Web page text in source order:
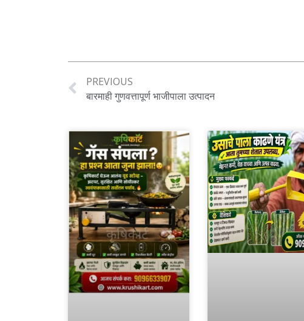
PREVIOUS
बारमाही गुणवत्तापूर्ण भाजीपाला उत्पादन